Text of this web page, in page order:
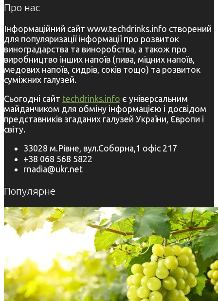
Про нас
Інформаційний сайт www.techdrinks.info створений
для популяризації інформації про розвиток
виноградарства та виноробства, а також про
виробництво інших напоїв (пива, міцних напоїв,
медових напоїв, сидрів, соків тощо) та розвиток
суміжних галузей.
Сьогодні сайт techdrinks.info є універсальним
майданчиком для обміну інформацією і досвідом
представників згаданих галузей України, Європи і
світу.
33028 м.Рівне, вул.Соборна,1 офіс 217
+38 068 568 5822
rnadia@ukr.net
Популярне